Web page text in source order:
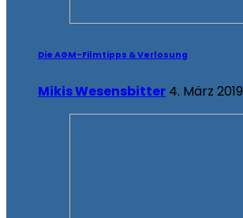
Die AGM-Filmtipps & Verlosung
Mikis Wesensbitter 4. März 2019